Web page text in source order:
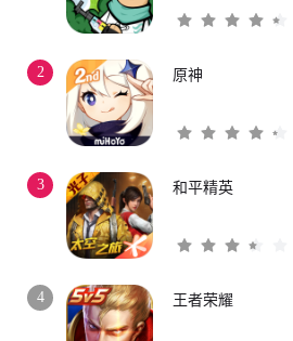
2 原神
3 和平精英
4 王者荣耀